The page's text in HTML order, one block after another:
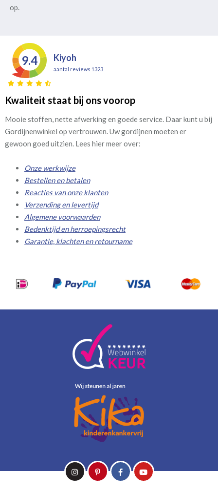
op.
9.4 Kiyoh
aantal reviews 1323
Kwaliteit staat bij ons voorop
Mooie stoffen, nette afwerking en goede service. Daar kunt u bij
Gordijnenwinkel op vertrouwen. Uw gordijnen moeten er
gewoon goed uitzien. Lees hier meer over:
Onze werkwijze
Bestellen en betalen
Reacties van onze klanten
Verzending en levertijd
Algemene voorwaarden
Bedenktijd en herroepingsrecht
Garantie, klachten en retourname